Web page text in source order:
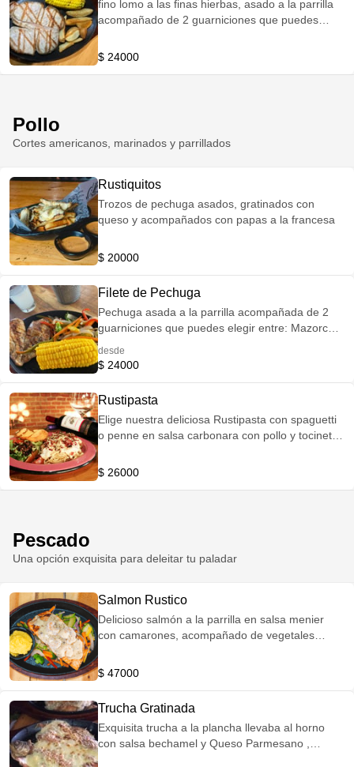
fino lomo a las finas hierbas, asado a la parrilla
acompañado de 2 guarniciones que puedes
Vegetales salteados Maduro Yucas fritas Puré de
$ 24000
Pollo
Cortes americanos, marinados y parrillados
Rustiquitos
Trozos de pechuga asados, gratinados con
queso y acompañados con papas a la francesa
$ 20000
Filete de Pechuga
Pechuga asada a la parrilla acompañada de 2
guarniciones que puedes elegir entre: Mazorca
desde
$ 24000
Rustipasta
Elige nuestra deliciosa Rustipasta con spaguetti
o penne en salsa carbonara con pollo y tocineta,
$ 26000
Pescado
Una opción exquisita para deleitar tu paladar
Salmon Rustico
Delicioso salmón a la parrilla en salsa menier
con camarones, acompañado de vegetales
$ 47000
Trucha Gratinada
Exquisita trucha a la plancha llevaba al horno
con salsa bechamel y Queso Parmesano ,